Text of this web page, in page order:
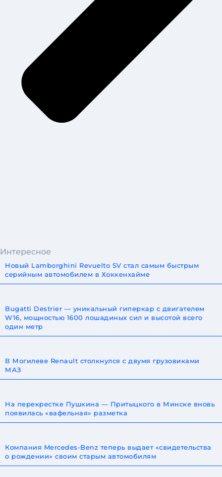
Интересное
Новый Lamborghini Revuelto SV стал самым быстрым
серийным автомобилем в Хоккенхайме
Bugatti Destrier — уникальный гиперкар с двигателем
W16, мощностью 1600 лошадиных сил и высотой всего
один метр
В Могилеве Renault столкнулся с двумя грузовиками
МАЗ
На перекрестке Пушкина — Притыцкого в Минске вновь
появилась «вафельная» разметка
Компания Mercedes-Benz теперь выдает «свидетельства
о рождении» своим старым автомобилям